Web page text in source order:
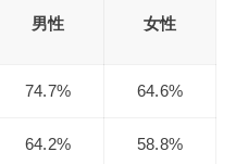
男性 女性
74.7% 64.6%
64.2% 58.8%